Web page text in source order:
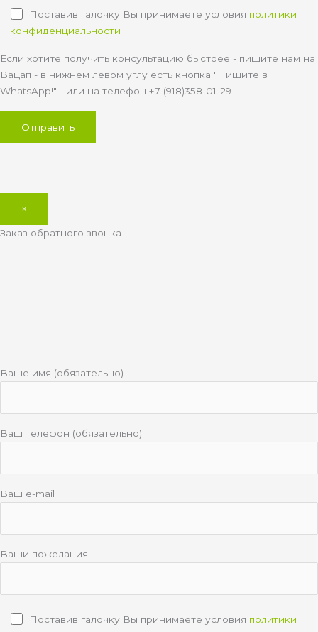
Поставив галочку Вы принимаете условия политики
конфиденциальности
Если хотите получить консультацию быстрее - пишите нам на
Вацап - в нижнем левом углу есть кнопка "Пишите в
WhatsApp!" - или на телефон +7 (918)358-01-29
×
Заказ обратного звонка
Ваше имя (обязательно)
Ваш телефон (обязательно)
Ваш e-mail
Ваши пожелания
Поставив галочку Вы принимаете условия политики